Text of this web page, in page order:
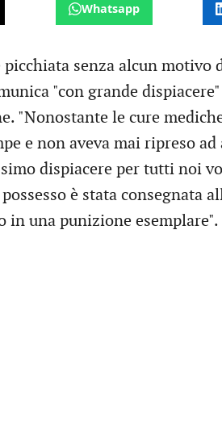
Whatsapp
senza alcun motivo
"con grande
"Nonostante le cure
e non aveva mai ripreso
dispiacere per tutti noi
è stata consegnata
in una punizione esemplare".